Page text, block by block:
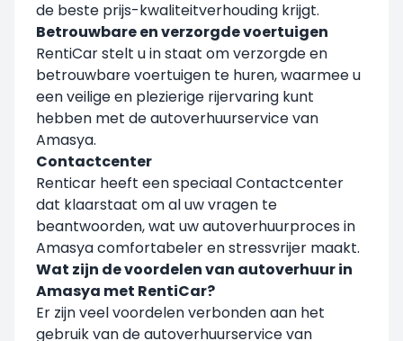
de beste prijs-kwaliteitverhouding krijgt.
Betrouwbare en verzorgde voertuigen
RentiCar stelt u in staat om verzorgde en
betrouwbare voertuigen te huren, waarmee u
een veilige en plezierige rijervaring kunt
hebben met de autoverhuurservice van
Amasya.
Contactcenter
Renticar heeft een speciaal Contactcenter
dat klaarstaat om al uw vragen te
beantwoorden, wat uw autoverhuurproces in
Amasya comfortabeler en stressvrijer maakt.
Wat zijn de voordelen van autoverhuur in
Amasya met RentiCar?
Er zijn veel voordelen verbonden aan het
gebruik van de autoverhuurservice van